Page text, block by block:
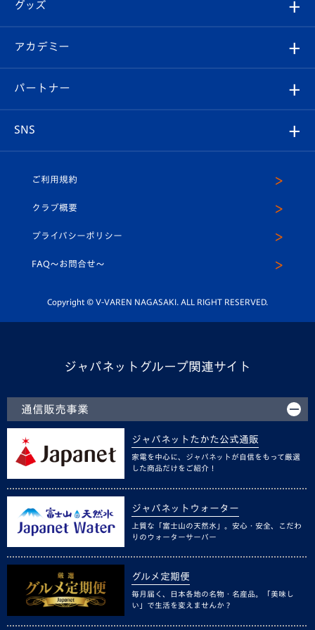
チケット
イベント
メディア
ホームタウン
スタッフプロフィール
マスコット紹介
平和祈念活動
ホームタウン活動
Revive Team
ヴィヴィくんの長崎おもてなしガイド
フォトギャラリー
スタジアムグルメ
V-LOVERS（ファンクラブ）
プレイヤーズスイート
グッズ
オンラインショップ
店舗情報
アカデミー
育成からのお知らせ
U-18
スクール
パートナー
SNS
ヴィヴィくんインスタグラム
公式LINE＠
ご利用規約
クラブ概要
プライバシーポリシー
FAQ〜お問合せ〜
Copyright © V-VAREN NAGASAKI. ALL RIGHT RESERVED.
ジャパネットグループ関連サイト
通信販売事業
ジャパネットたかた公式通販
家電を中心に、ジャパネットが自信をもって厳選
した商品だけをご紹介！
ジャパネットウォーター
上質な「富士山の天然水」。安心・安全、こだわ
りのウォーターサーバー
グルメ定期便
毎月届く、日本各地の名物・名産品。「美味し
い」で生活を変えませんか？